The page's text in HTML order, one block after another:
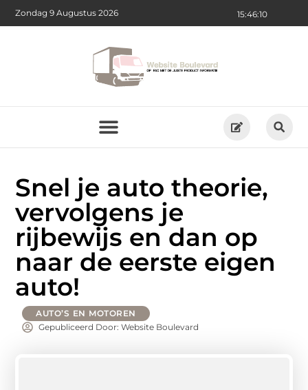
15:46:11
Zondag 9 Augustus 2026
Snel je auto theorie,
vervolgens je
rijbewijs en dan op
naar de eerste eigen
auto!
AUTO’S EN MOTOREN
Gepubliceerd Door: Website Boulevard